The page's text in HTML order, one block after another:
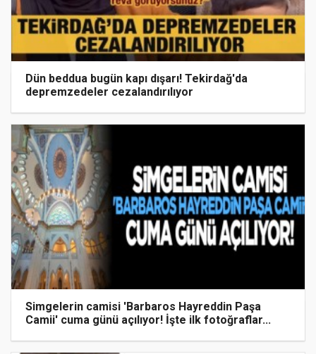
Dün beddua bugün kapı dışarı! Tekirdağ'da
depremzedeler cezalandırılıyor
Simgelerin camisi 'Barbaros Hayreddin Paşa
Camii' cuma günü açılıyor! İşte ilk fotoğraflar...